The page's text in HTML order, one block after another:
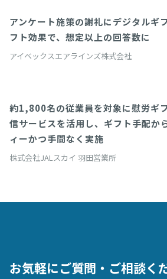
アンケート施策の謝礼にデジタルギ
フト効果で、想定以上の回答数に
アイベックスエアラインズ株式会社
約1,800名の従業員を対象に慰労ギ
信サービスを活用し、ギフト手配か
ィーかつ手間なく実施
株式会社JALスカイ 羽田営業所
お気軽にご質問・ご相談く